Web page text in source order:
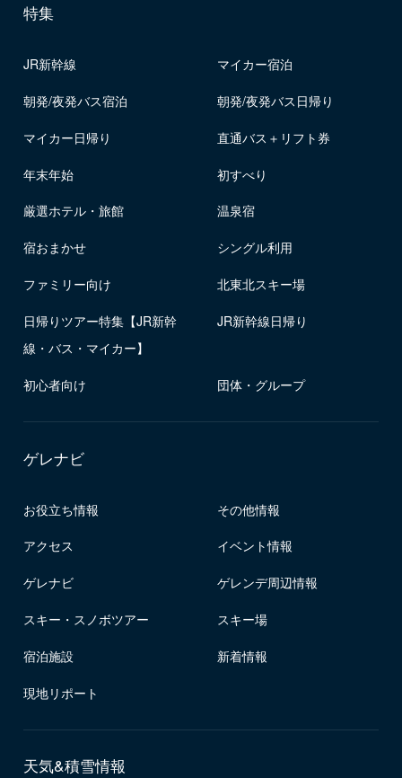
特集
JR新幹線 マイカー宿泊
朝発/夜発バス宿泊 朝発/夜発バス日帰り
マイカー日帰り 直通バス＋リフト券
年末年始 初すべり
厳選ホテル・旅館 温泉宿
宿おまかせ シングル利用
ファミリー向け 北東北スキー場
日帰りツアー特集【JR新幹
線・バス・マイカー】
JR新幹線日帰り
初心者向け 団体・グループ
ゲレナビ
お役立ち情報 その他情報
アクセス イベント情報
ゲレナビ ゲレンデ周辺情報
スキー・スノボツアー スキー場
宿泊施設 新着情報
現地リポート
天気&積雪情報